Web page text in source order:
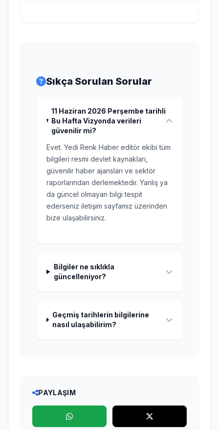
Sıkça Sorulan Sorular
11 Haziran 2026 Perşembe tarihli
Bu Hafta Vizyonda verileri
güvenilir mi?
Evet. Yedi Renk Haber editör ekibi tüm
bilgileri resmi devlet kaynakları,
güvenilir haber ajansları ve sektör
raporlarından derlemektedir. Yanlış ya
da güncel olmayan bilgi tespit
ederseniz iletişim sayfamız üzerinden
bize ulaşabilirsiniz.
Bilgiler ne sıklıkla
güncelleniyor?
Geçmiş tarihlerin bilgilerine
nasıl ulaşabilirim?
PAYLAŞIM